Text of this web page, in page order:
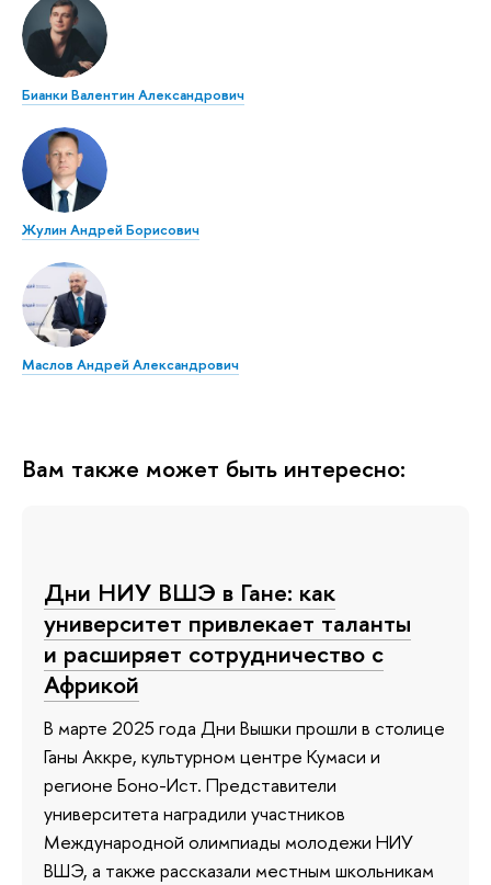
Бианки Валентин Александрович
Жулин Андрей Борисович
Маслов Андрей Александрович
Вам также может быть интересно:
Дни НИУ ВШЭ в Гане: как
университет привлекает таланты
и расширяет сотрудничество с
Африкой
В марте 2025 года Дни Вышки прошли в столице
Ганы Аккре, культурном центре Кумаси и
регионе Боно-Ист. Представители
университета наградили участников
Международной олимпиады молодежи НИУ
ВШЭ, а также рассказали местным школьникам